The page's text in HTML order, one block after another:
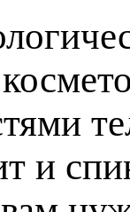
и